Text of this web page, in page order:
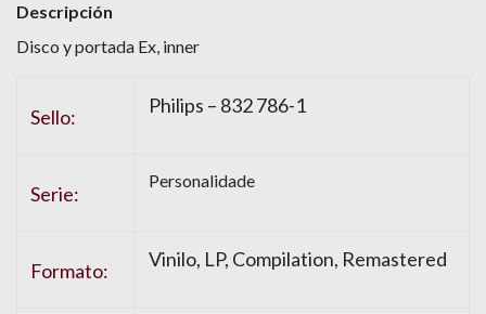
Descripción
Disco y portada Ex, inner
Sello: Philips – 832 786-1
Serie:
Personalidade
Formato: Vinilo, LP, Compilation, Remastered